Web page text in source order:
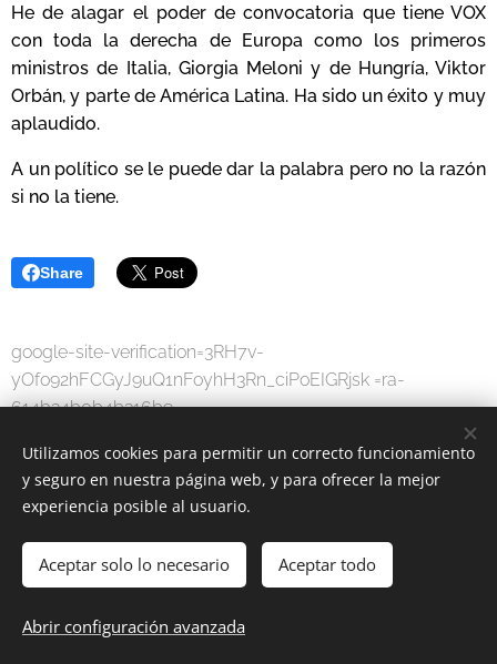
He de alagar el poder de convocatoria que tiene VOX
con toda la derecha de Europa como los primeros
ministros de Italia, Giorgia Meloni y de Hungría, Viktor
Orbán, y parte de América Latina. Ha sido un éxito y muy
aplaudido.
A un político se le puede dar la palabra pero no la razón
si no la tiene.
Share
google-site-verification=3RH7v-
yOfo92hFCGyJ9uQ1nFoyhH3Rn_ciPoEIGRjsk =ra-
614b34b0b4b316b9
www.moda-digital.com.es
Utilizamos cookies para permitir un correcto funcionamiento
y seguro en nuestra página web, y para ofrecer la mejor
experiencia posible al usuario.
Aceptar solo lo necesario Aceptar todo
Abrir configuración avanzada